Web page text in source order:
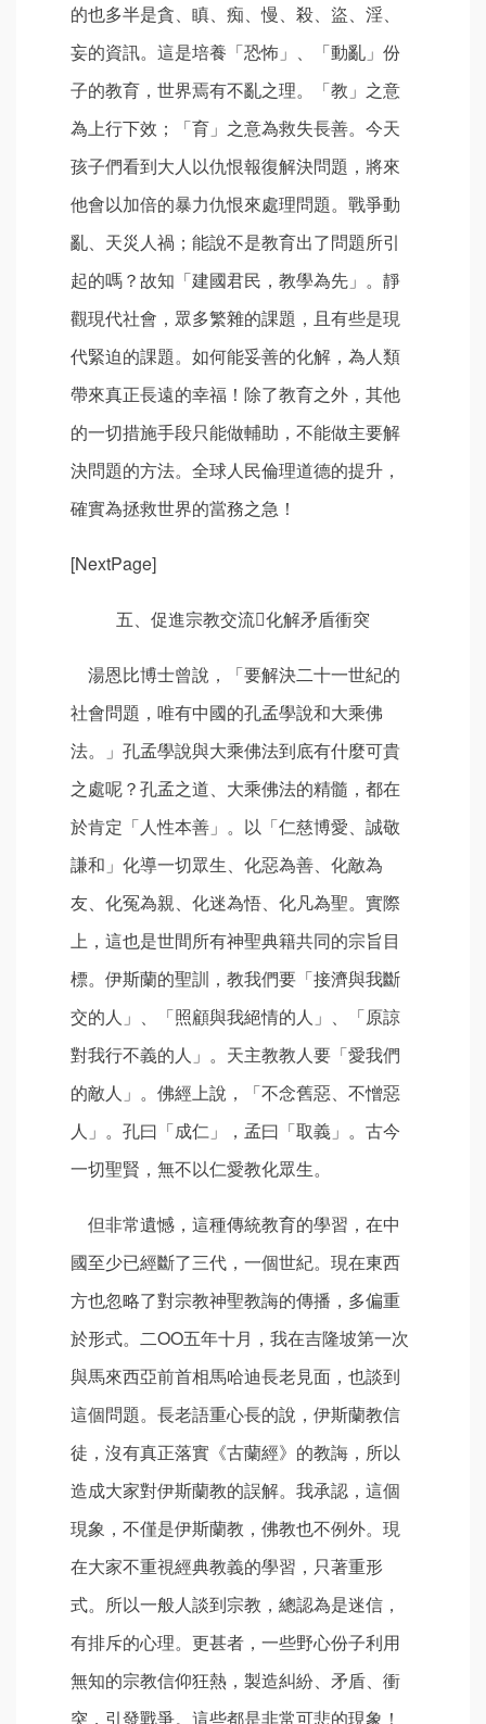
的也多半是貪、瞋、痴、慢、殺、盜、淫、
妄的資訊。這是培養「恐怖」、「動亂」份
子的教育，世界焉有不亂之理。「教」之意
為上行下效；「育」之意為救失長善。今天
孩子們看到大人以仇恨報復解決問題，將來
他會以加倍的暴力仇恨來處理問題。戰爭動
亂、天災人禍；能說不是教育出了問題所引
起的嗎？故知「建國君民，教學為先」。靜
觀現代社會，眾多繁雜的課題，且有些是現
代緊迫的課題。如何能妥善的化解，為人類
帶來真正長遠的幸福！除了教育之外，其他
的一切措施手段只能做輔助，不能做主要解
決問題的方法。全球人民倫理道德的提升，
確實為拯救世界的當務之急！
[NextPage]
五、促進宗教交流化解矛盾衝突
湯恩比博士曾說，「要解決二十一世紀的
社會問題，唯有中國的孔孟學說和大乘佛
法。」孔孟學說與大乘佛法到底有什麼可貴
之處呢？孔孟之道、大乘佛法的精髓，都在
於肯定「人性本善」。以「仁慈博愛、誠敬
謙和」化導一切眾生、化惡為善、化敵為
友、化冤為親、化迷為悟、化凡為聖。實際
上，這也是世間所有神聖典籍共同的宗旨目
標。伊斯蘭的聖訓，教我們要「接濟與我斷
交的人」、「照顧與我絕情的人」、「原諒
對我行不義的人」。天主教教人要「愛我們
的敵人」。佛經上說，「不念舊惡、不憎惡
人」。孔曰「成仁」，孟曰「取義」。古今
一切聖賢，無不以仁愛教化眾生。
但非常遺憾，這種傳統教育的學習，在中
國至少已經斷了三代，一個世紀。現在東西
方也忽略了對宗教神聖教誨的傳播，多偏重
於形式。二ΟΟ五年十月，我在吉隆坡第一次
與馬來西亞前首相馬哈迪長老見面，也談到
這個問題。長老語重心長的說，伊斯蘭教信
徒，沒有真正落實《古蘭經》的教誨，所以
造成大家對伊斯蘭教的誤解。我承認，這個
現象，不僅是伊斯蘭教，佛教也不例外。現
在大家不重視經典教義的學習，只著重形
式。所以一般人談到宗教，總認為是迷信，
有排斥的心理。更甚者，一些野心份子利用
無知的宗教信仰狂熱，製造糾紛、矛盾、衝
突，引發戰爭。這些都是非常可悲的現象！